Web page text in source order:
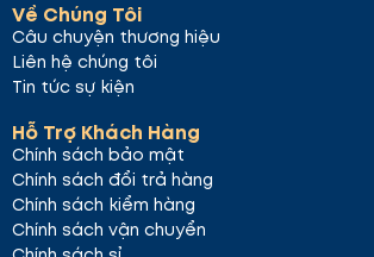
Về Chúng Tôi
Câu chuyện thương hiệu
Liên hệ chúng tôi
Tin tức sự kiện
Hỗ Trợ Khách Hàng
Chính sách bảo mật
Chính sách đổi trả hàng
Chính sách kiểm hàng
Chính sách vận chuyển